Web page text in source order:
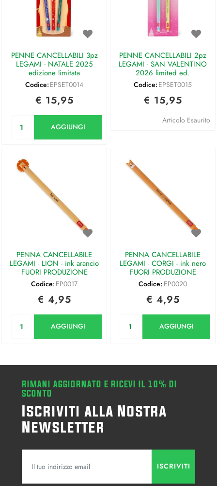
PENNE CANCELLABILI 3pz
LEGAMI - NATALE 2025
edizione limitata
Codice: EPSET0014
€ 15,95
AGGIUNGI
PENNE CANCELLABILI 2pz
LEGAMI - SAN VALENTINO
2026 limited ed.
Codice: EPSET0015
€ 15,95
Articolo Esaurito
PENNA CANCELLABILE
LEGAMI - LION - ink arancio
FUORI PRODUZIONE
Codice: EP0017
€ 4,95
AGGIUNGI
PENNA CANCELLABILE
LEGAMI - CORGI - ink nero
FUORI PRODUZIONE
Codice: EP0020
€ 4,95
AGGIUNGI
RIMANI AGGIORNATO E RICEVI IL 10% DI
SCONTO
Iscriviti alla Nostra
Newsletter